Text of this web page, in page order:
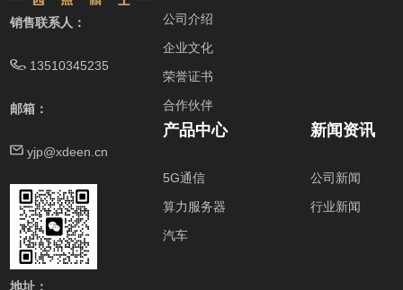
销售联系人：
13510345235
邮箱：
yjp@xdeen.cn
地址：
公司介绍
企业文化
荣誉证书
合作伙伴
产品中心
5G通信
算力服务器
汽车
新闻资讯
公司新闻
行业新闻